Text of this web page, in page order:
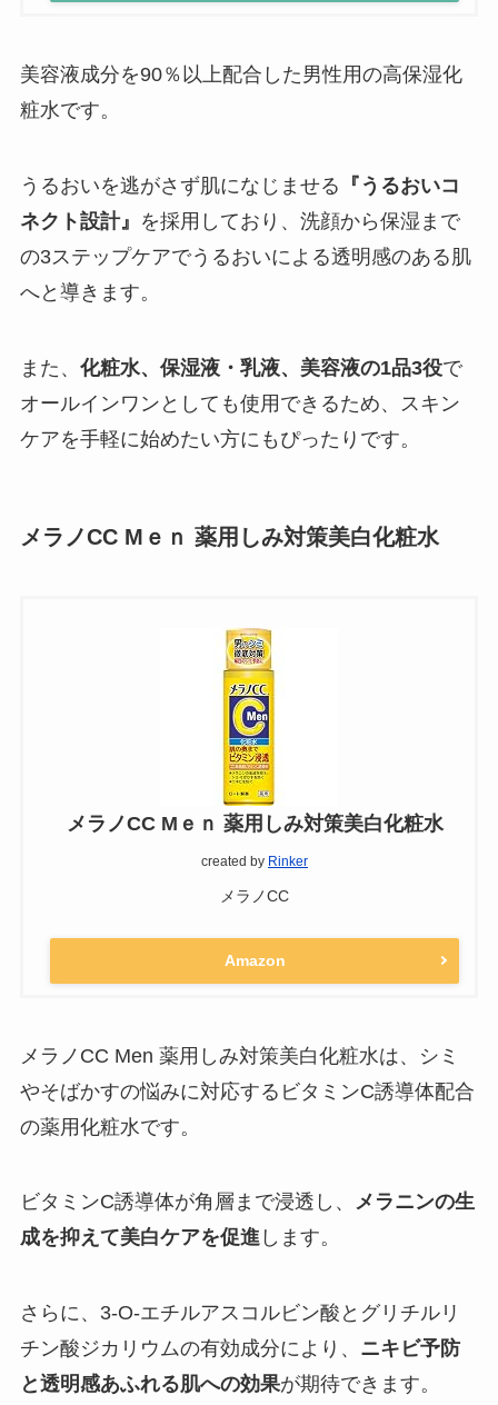
美容液成分を90％以上配合した男性用の高保湿化
粧水です。
うるおいを逃がさず肌になじませる 『うるおいコ
ネクト設計』 を採用しており、洗顔から保湿まで
の3ステップケアでうるおいによる透明感のある肌
へと導きます。
また、 化粧水、保湿液・乳液、美容液の1品3役で
オールインワンとしても使用できるため、スキン
ケアを手軽に始めたい方にもぴったりです。
メラノCC Mｅｎ 薬用しみ対策美白化粧水
メラノCC Mｅｎ 薬用しみ対策美白化粧水
created by Rinker
メラノCC
Amazon
メラノCC Men 薬用しみ対策美白化粧水は、シミ
やそばかすの悩みに対応するビタミンC誘導体配合
の薬用化粧水です。
ビタミンC誘導体が角層まで浸透し、 メラニンの生
成を抑えて美白ケアを促進します。
さらに、3-O-エチルアスコルビン酸とグリチルリ
チン酸ジカリウムの有効成分により、 ニキビ予防
と透明感あふれる肌への効果が期待できます。